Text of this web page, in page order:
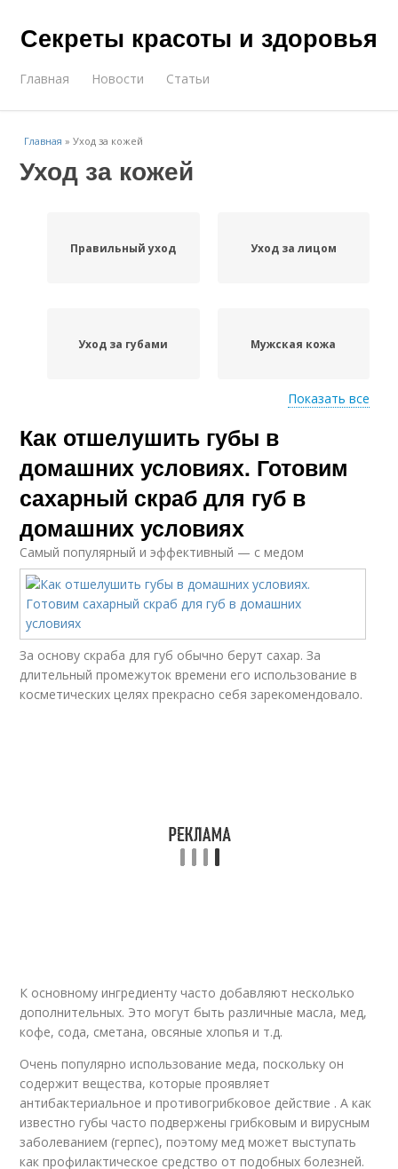
Секреты красоты и здоровья
Главная Новости Статьи
Главная »Уход за кожей
Уход за кожей
Правильный уход Уход за лицом
Уход за губами Мужская кожа
Мужской уход Ежедневный уход
Уход за мужской
кожей
Корейский уход
Антивозрастной уход Уход за зрелой кожей
Уход за жирной кожей Уход за сухой кожей
Уход за нормальной
кожей
Уход за
комбинированной
кожей
Показать все
Как отшелушить губы в
домашних условиях. Готовим
сахарный скраб для губ в
домашних условиях
Самый популярный и эффективный — с медом
За основу скраба для губ обычно берут сахар. За
длительный промежуток времени его использование в
косметических целях прекрасно себя зарекомендовало.
К основному ингредиенту часто добавляют несколько
дополнительных. Это могут быть различные масла, мед,
кофе, сода, сметана, овсяные хлопья и т.д.
Очень популярно использование меда, поскольку он
содержит вещества, которые проявляет
антибактериальное и противогрибковое действие . А как
известно губы часто подвержены грибковым и вирусным
заболеванием (герпес), поэтому мед может выступать
как профилактическое средство от подобных болезней.